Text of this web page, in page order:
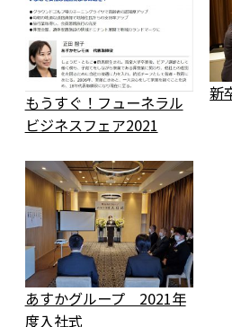
もうすぐ！フューネラル
ビジネスフェア2021
新
あすかグループ 2021年
度入社式